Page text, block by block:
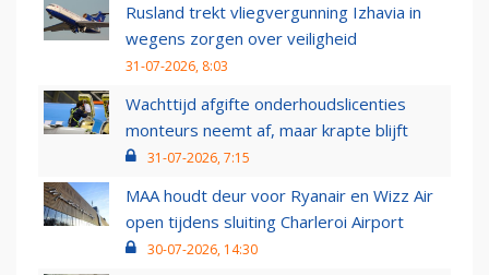
Rusland trekt vliegvergunning Izhavia in
wegens zorgen over veiligheid
31-07-2026, 8:03
Wachttijd afgifte onderhoudslicenties
monteurs neemt af, maar krapte blijft
31-07-2026, 7:15
MAA houdt deur voor Ryanair en Wizz Air
open tijdens sluiting Charleroi Airport
30-07-2026, 14:30